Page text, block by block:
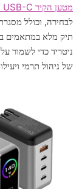
מטען הקיר DROIX 140W USB-C
ניטריד כדי לשמור
של ניהול תרמי